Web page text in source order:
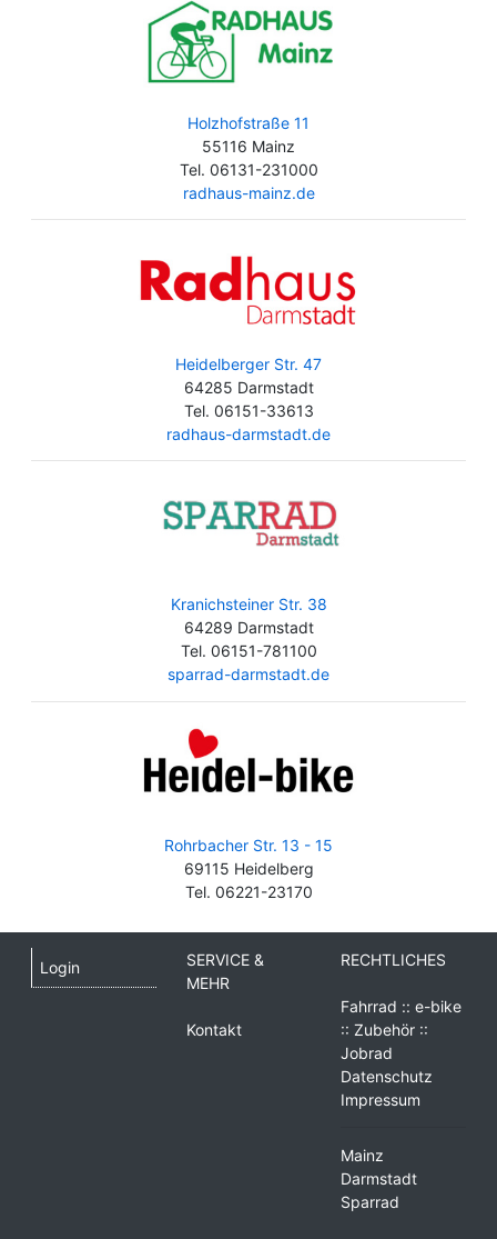
Holzhofstraße 11
55116 Mainz
Tel. 06131-231000
radhaus-mainz.de
Heidelberger Str. 47
64285 Darmstadt
Tel. 06151-33613
radhaus-darmstadt.de
Kranichsteiner Str. 38
64289 Darmstadt
Tel. 06151-781100
sparrad-darmstadt.de
Rohrbacher Str. 13 - 15
69115 Heidelberg
Tel. 06221-23170
Login
SERVICE &
MEHR
Kontakt
RECHTLICHES
Fahrrad :: e-bike
:: Zubehör ::
Jobrad
Datenschutz
Impressum
Mainz
Darmstadt
Sparrad